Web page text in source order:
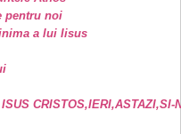
pentru noi
a lui Iisus
CRISTOS,IERI,ASTAZI,SI-